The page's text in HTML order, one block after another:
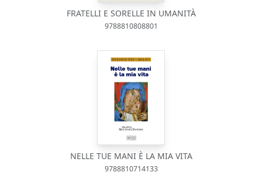
FRATELLI E SORELLE IN UMANITÀ
9788810808801
NELLE TUE MANI È LA MIA VITA
9788810714133